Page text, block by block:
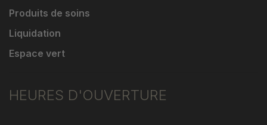
Produits de soins
Liquidation
Espace vert
HEURES D'OUVERTURE